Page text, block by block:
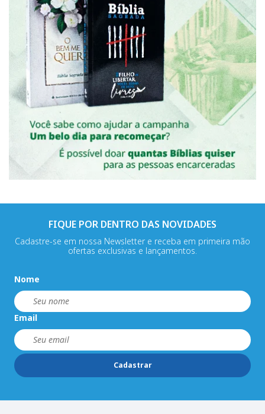
FIQUE POR DENTRO DAS NOVIDADES
Cadastre-se em nossa Newsletter e receba em primeira mão
ofertas exclusivas e lançamentos.
Nome
Email
Cadastrar